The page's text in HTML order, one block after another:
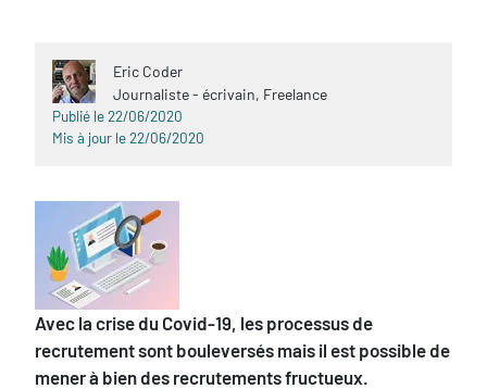
Eric Coder
Journaliste - écrivain, Freelance
Publié le 22/06/2020
Mis à jour le 22/06/2020
Sous-
titre
Avec la crise du Covid-19, les processus de
recrutement sont bouleversés mais il est possible de
mener à bien des recrutements fructueux.